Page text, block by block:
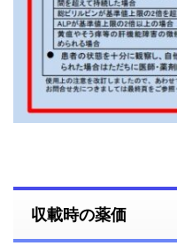
収載時の薬価